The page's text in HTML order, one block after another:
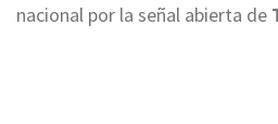
nacional por la señal abierta de